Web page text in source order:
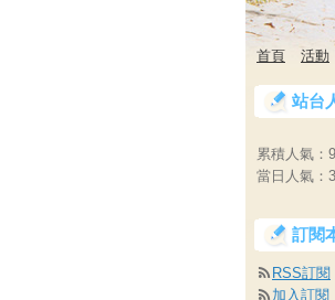
首頁 活動
站台
累積人氣：
當日人氣：
訂閱
RSS訂閱
加入訂閱